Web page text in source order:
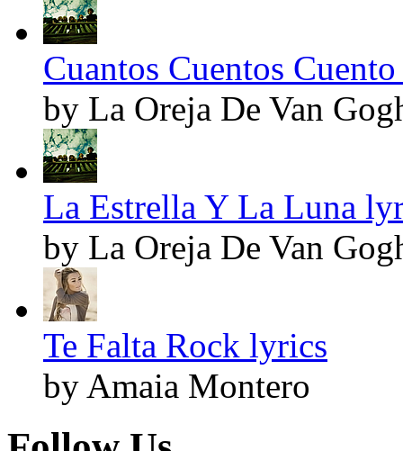
Cuantos Cuentos
by La Oreja De Van
La Estrella Y La Luna
by La Oreja De Van
Te Falta Rock lyrics
by Amaia Montero